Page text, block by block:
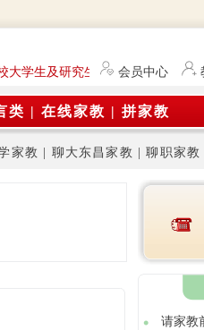
学生及研究生（持有教师资格
会员中心
类 | 在线家教 | 拼家教
家教 聊大东昌家教 |聊职家教
请家教